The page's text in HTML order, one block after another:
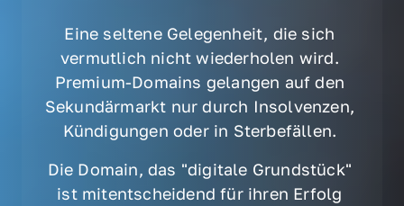
Eine seltene Gelegenheit, die sich
vermutlich nicht wiederholen wird.
Premium-Domains gelangen auf den
Sekundärmarkt nur durch Insolvenzen,
Kündigungen oder in Sterbefällen.
Die Domain, das "digitale Grundstück"
ist mitentscheidend für ihren Erfolg